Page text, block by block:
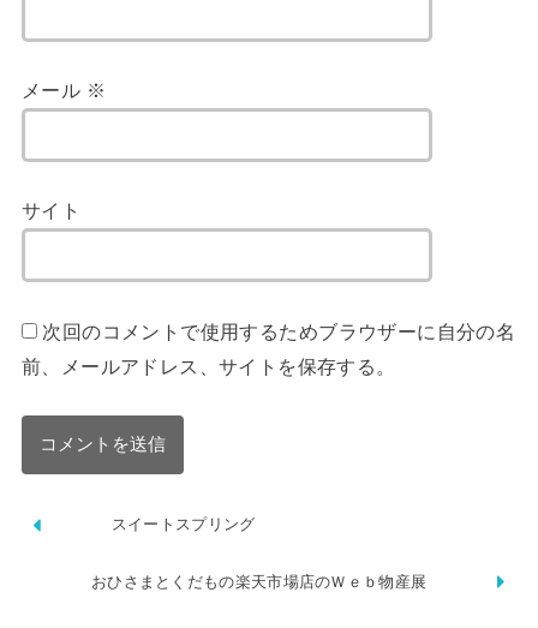
メール ※
サイト
次回のコメントで使用するためブラウザーに自分の名
前、メールアドレス、サイトを保存する。
スイートスプリング
おひさまとくだもの楽天市場店のＷｅｂ物産展